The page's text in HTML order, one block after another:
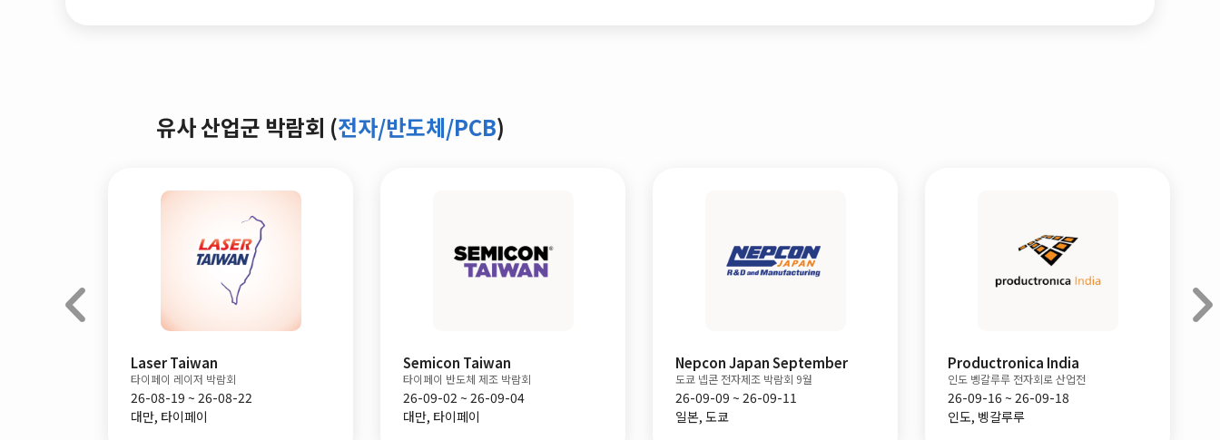
유사 산업군 박람회 (전자/반도체/PCB)
Laser Taiwan
타이페이 레이저 박람회
26-08-19 ~ 26-08-22
대만, 타이페이
Semicon Taiwan
타이페이 반도체 제조 박람회
26-09-02 ~ 26-09-04
대만, 타이페이
Nepcon Japan September
도쿄 넵콘 전자제조 박람회 9월
26-09-09 ~ 26-09-11
일본, 도쿄
Productronica India
인도 벵갈루루 전자회로 산업전
26-09-16 ~ 26-09-18
인도, 벵갈루루